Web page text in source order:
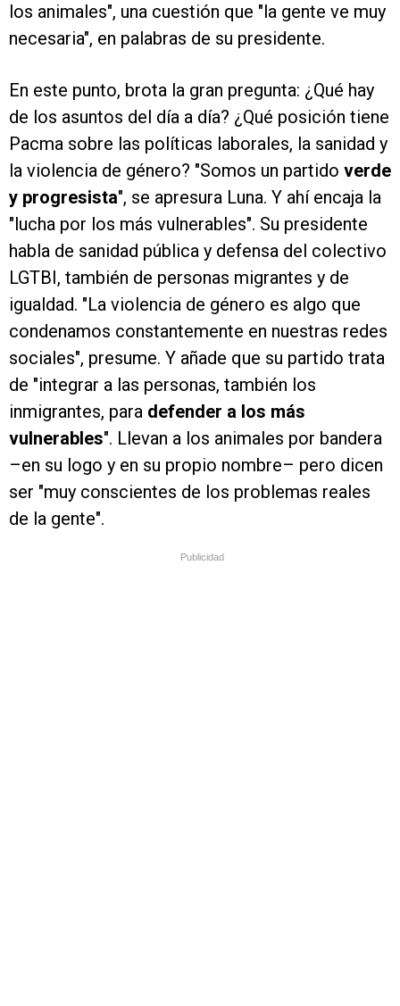
los animales", una cuestión que "la gente ve muy
necesaria", en palabras de su presidente.
En este punto, brota la gran pregunta: ¿Qué hay
de los asuntos del día a día? ¿Qué posición tiene
Pacma sobre las políticas laborales, la sanidad y
la violencia de género? "Somos un partido verde
y progresista", se apresura Luna. Y ahí encaja la
"lucha por los más vulnerables". Su presidente
habla de sanidad pública y defensa del colectivo
LGTBI, también de personas migrantes y de
igualdad. "La violencia de género es algo que
condenamos constantemente en nuestras redes
sociales", presume. Y añade que su partido trata
de "integrar a las personas, también los
inmigrantes, para defender a los más
vulnerables". Llevan a los animales por bandera
–en su logo y en su propio nombre– pero dicen
ser "muy conscientes de los problemas reales
de la gente".
Publicidad